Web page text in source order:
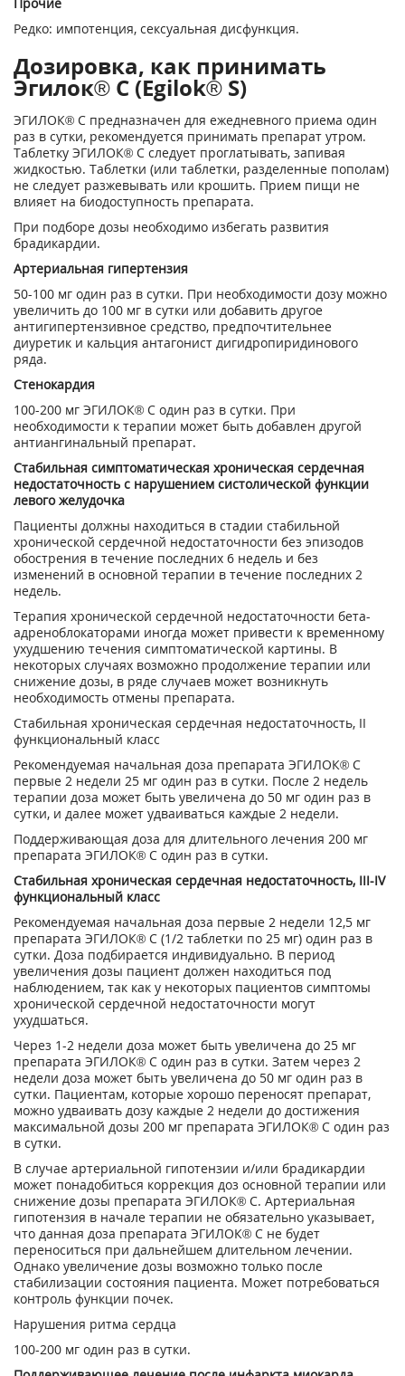
Редко: импотенция, сексуальная дисфункция.
Дозировка, как принимать
Эгилок® С (Egilok® S)
ЭГИЛОК® С предназначен для ежедневного приема один
раз в сутки, рекомендуется принимать препарат утром.
Таблетку ЭГИЛОК® С следует проглатывать, запивая
жидкостью. Таблетки (или таблетки, разделенные пополам)
не следует разжевывать или крошить. Прием пищи не
влияет на биодоступность препарата.
При подборе дозы необходимо избегать развития
брадикардии.
Артериальная гипертензия
50-100 мг один раз в сутки. При необходимости дозу можно
увеличить до 100 мг в сутки или добавить другое
антигипертензивное средство, предпочтительнее
диуретик и кальция антагонист дигидропиридинового
ряда.
Стенокардия
100-200 мг ЭГИЛОК® С один раз в сутки. При
необходимости к терапии может быть добавлен другой
антиангинальный препарат.
Стабильная симптоматическая хроническая сердечная
недостаточность с нарушением систолической функции
левого желудочка
Пациенты должны находиться в стадии стабильной
хронической сердечной недостаточности без эпизодов
обострения в течение последних 6 недель и без
изменений в основной терапии в течение последних 2
недель.
Терапия хронической сердечной недостаточности бета-
адреноблокаторами иногда может привести к временному
ухудшению течения симптоматической картины. В
некоторых случаях возможно продолжение терапии или
снижение дозы, в ряде случаев может возникнуть
необходимость отмены препарата.
Стабильная хроническая сердечная недостаточность, II
функциональный класс
Рекомендуемая начальная доза препарата ЭГИЛОК® С
первые 2 недели 25 мг один раз в сутки. После 2 недель
терапии доза может быть увеличена до 50 мг один раз в
сутки, и далее может удваиваться каждые 2 недели.
Поддерживающая доза для длительного лечения 200 мг
препарата ЭГИЛОК® С один раз в сутки.
Стабильная хроническая сердечная недостаточность, III-IV
функциональный класс
Рекомендуемая начальная доза первые 2 недели 12,5 мг
препарата ЭГИЛОК® С (1/2 таблетки по 25 мг) один раз в
сутки. Доза подбирается индивидуально. В период
увеличения дозы пациент должен находиться под
наблюдением, так как у некоторых пациентов симптомы
хронической сердечной недостаточности могут
ухудшаться.
Через 1-2 недели доза может быть увеличена до 25 мг
препарата ЭГИЛОК® С один раз в сутки. Затем через 2
недели доза может быть увеличена до 50 мг один раз в
сутки. Пациентам, которые хорошо переносят препарат,
можно удваивать дозу каждые 2 недели до достижения
максимальной дозы 200 мг препарата ЭГИЛОК® С один раз
в сутки.
В случае артериальной гипотензии и/или брадикардии
может понадобиться коррекция доз основной терапии или
снижение дозы препарата ЭГИЛОК® С. Артериальная
гипотензия в начале терапии не обязательно указывает,
что данная доза препарата ЭГИЛОК® С не будет
переноситься при дальнейшем длительном лечении.
Однако увеличение дозы возможно только после
стабилизации состояния пациента. Может потребоваться
контроль функции почек.
Нарушения ритма сердца
100-200 мг один раз в сутки.